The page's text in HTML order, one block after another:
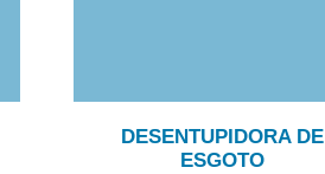
DESENTUPIDORA DE
ESGOTO